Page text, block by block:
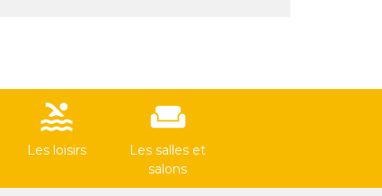
pool
Les loisirs
weekend
Les salles et
salons